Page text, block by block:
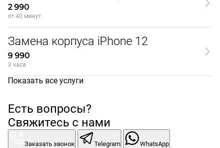
2 990
от 40 минут
Замена корпуса iPhone 12
9 990
3 часа
Показать все услуги
Есть вопросы?
Свяжитесь с нами
Заказать звонок Telegram WhatsApp